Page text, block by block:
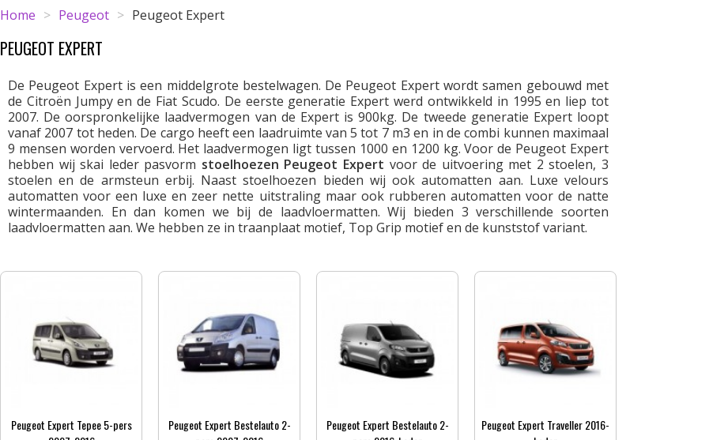
Home > Peugeot > Peugeot Expert
PEUGEOT EXPERT
De Peugeot Expert is een middelgrote bestelwagen. De Peugeot Expert wordt samen gebouwd met
de Citroën Jumpy en de Fiat Scudo. De eerste generatie Expert werd ontwikkeld in 1995 en liep tot
2007. De oorspronkelijke laadvermogen van de Expert is 900kg. De tweede generatie Expert loopt
vanaf 2007 tot heden. De cargo heeft een laadruimte van 5 tot 7 m3 en in de combi kunnen maximaal
9 mensen worden vervoerd. Het laadvermogen ligt tussen 1000 en 1200 kg. Voor de Peugeot Expert
hebben wij skai leder pasvorm stoelhoezen Peugeot Expert voor de uitvoering met 2 stoelen, 3
stoelen en de armsteun erbij. Naast stoelhoezen bieden wij ook automatten aan. Luxe velours
automatten voor een luxe en zeer nette uitstraling maar ook rubberen automatten voor de natte
wintermaanden. En dan komen we bij de laadvloermatten. Wij bieden 3 verschillende soorten
laadvloermatten aan. We hebben ze in traanplaat motief, Top Grip motief en de kunststof variant.
Peugeot Expert Tepee 5-pers
Peugeot Expert Bestelauto 2-
Peugeot Expert Bestelauto 2-
Peugeot Expert Traveller 2016-